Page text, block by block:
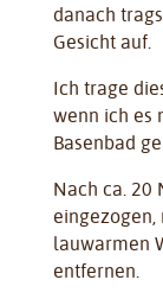
danach
Gesicht auf.
Ich trage
wenn ich es
Basenbad
Nach ca. 20
eingezogen,
lauwarmen
entfernen.